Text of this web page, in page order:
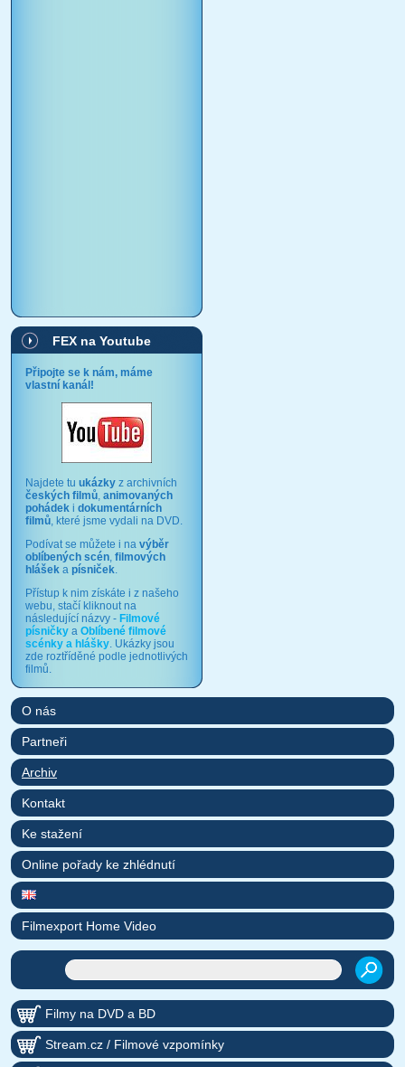
FEX na Youtube
Připojte se k nám, máme
vlastní kanál!
Najdete tu ukázky z archivních
českých filmů, animovaných
pohádek i dokumentárních
filmů, které jsme vydali na DVD.
Podívat se můžete i na výběr
oblíbených scén, filmových
hlášek a písniček.
Přístup k nim získáte i z našeho
webu, stačí kliknout na
následující názvy - Filmové
písničky a Oblíbené filmové
scénky a hlášky. Ukázky jsou
zde roztříděné podle jednotlivých
filmů.
O nás
Partneři
Archiv
Kontakt
Ke stažení
Online pořady ke zhlédnutí
Filmexport Home Video
Filmy na DVD a BD
Stream.cz / Filmové vzpomínky